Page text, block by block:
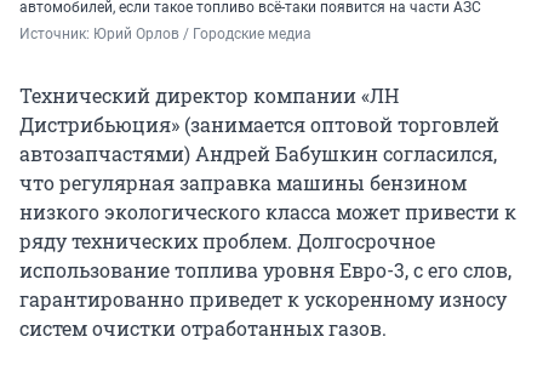
автомобилей, если такое топливо всё-таки появится на части АЗС
Источник: Юрий Орлов / Городские медиа
Технический директор компании «ЛН
Дистрибьюция» (занимается оптовой торговлей
автозапчастями) Андрей Бабушкин согласился,
что регулярная заправка машины бензином
низкого экологического класса может привести к
ряду технических проблем. Долгосрочное
использование топлива уровня Евро-3, с его слов,
гарантированно приведет к ускоренному износу
систем очистки отработанных газов.